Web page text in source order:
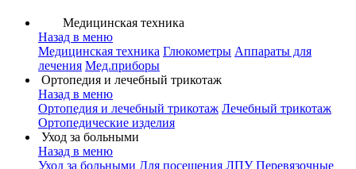
Медицинская техника
Назад в меню
Медицинская техника Глюкометры Аппараты для
лечения Мед.приборы
Ортопедия и лечебный трикотаж
Назад в меню
Ортопедия и лечебный трикотаж Лечебный трикотаж
Ортопедические изделия
Уход за больными
Назад в меню
Уход за больными Для посещения ЛПУ Перевязочные